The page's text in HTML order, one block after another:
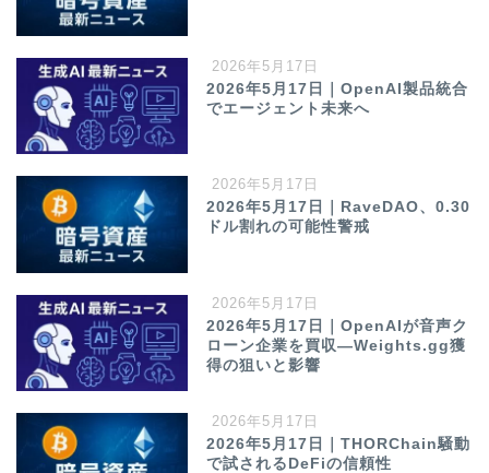
2026年5月17日
2026年5月17日｜OpenAI製品統合
でエージェント未来へ
2026年5月17日
2026年5月17日｜RaveDAO、0.30
ドル割れの可能性警戒
2026年5月17日
2026年5月17日｜OpenAIが音声ク
ローン企業を買収—Weights.gg獲
得の狙いと影響
2026年5月17日
2026年5月17日｜THORChain騒動
で試されるDeFiの信頼性